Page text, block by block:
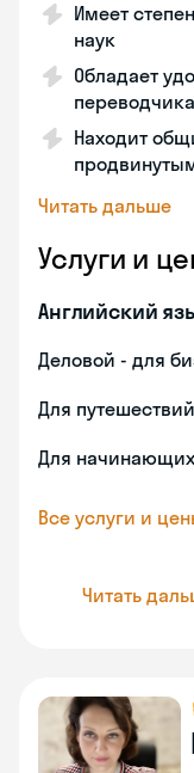
Имеет
наук
Обладает
переводчика
Находит
Читать дальше
Услуги и
Английский
Деловой - для
Для путешествий
Для
Все услуги и
Читать